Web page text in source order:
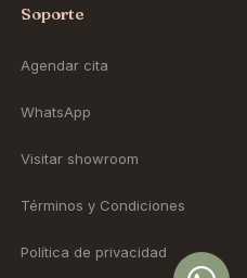
Soporte
Agendar cita
WhatsApp
Visitar showroom
Términos y Condiciones
Política de privacidad